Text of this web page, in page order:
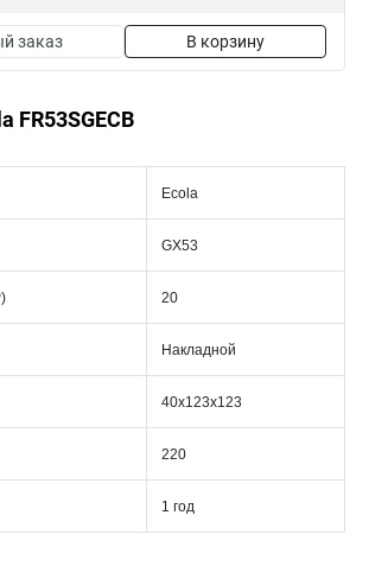
заказ В корзину
FR53SGECB
Ecola
GX53
20
Накладной
40x123x123
220
1 год